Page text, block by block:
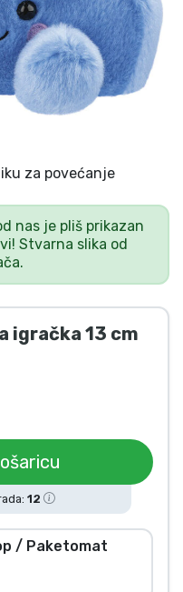
za povećanje
nas je pliš prikazan
Stvarna slika od
igračka 13 cm
12
/ Paketomat